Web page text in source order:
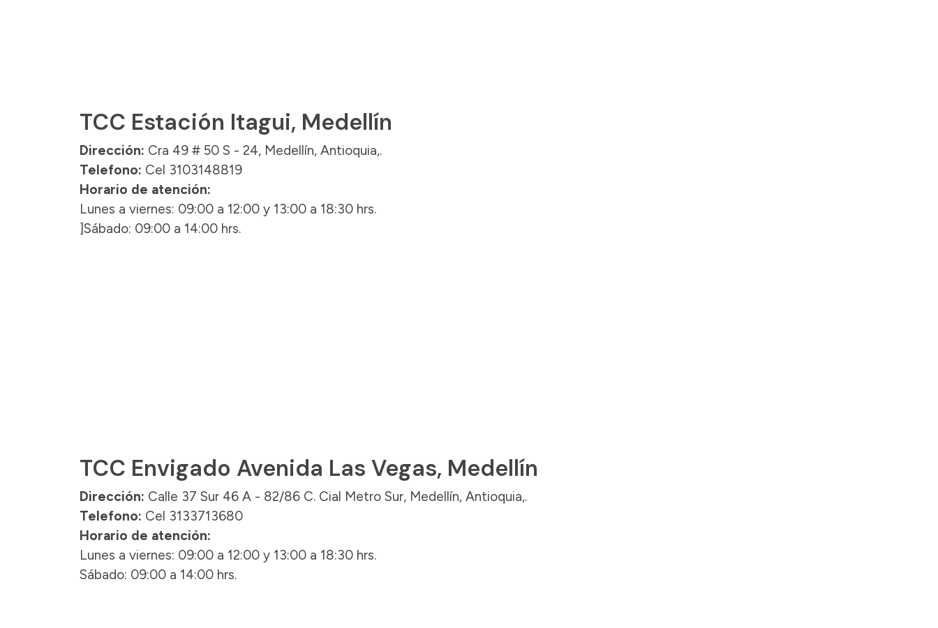
TCC Estación Itagui, Medellín
Dirección: Cra 49 # 50 S - 24, Medellín, Antioquia,.
Telefono: Cel 3103148819
Horario de atención:
Lunes a viernes: 09:00 a 12:00 y 13:00 a 18:30 hrs.
]Sábado: 09:00 a 14:00 hrs.
TCC Envigado Avenida Las Vegas, Medellín
Dirección: Calle 37 Sur 46 A - 82/86 C. Cial Metro Sur, Medellín, Antioquia,.
Telefono: Cel 3133713680
Horario de atención:
Lunes a viernes: 09:00 a 12:00 y 13:00 a 18:30 hrs.
Sábado: 09:00 a 14:00 hrs.